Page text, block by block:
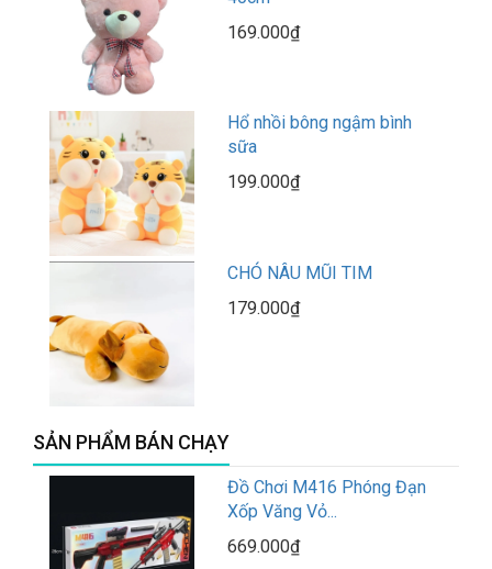
169.000₫
Hổ nhồi bông ngậm bình
sữa
199.000₫
CHÓ NÂU MŨI TIM
179.000₫
SẢN PHẨM BÁN CHẠY
Đồ Chơi M416 Phóng Đạn
Xốp Văng Vỏ...
669.000₫